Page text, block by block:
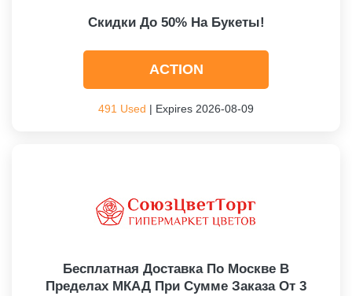
Скидки До 50% На Букеты!
ACTION
491 Used | Expires 2026-08-09
Бесплатная Доставка По Москве В
Пределах МКАД При Сумме Заказа От 3